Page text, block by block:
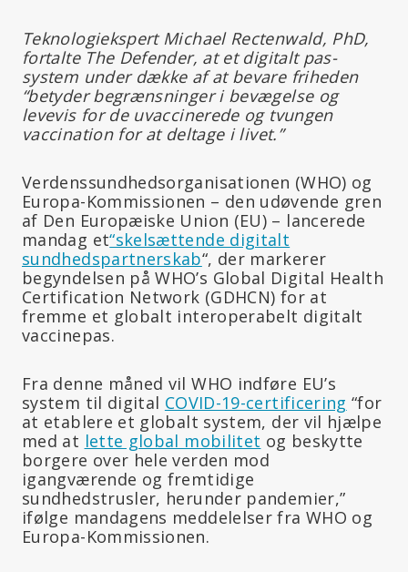
Teknologiekspert Michael Rectenwald, PhD,
fortalte The Defender, at et digitalt pas-
system under dække af at bevare friheden
“betyder begrænsninger i bevægelse og
levevis for de uvaccinerede og tvungen
vaccination for at deltage i livet.”
Verdenssundhedsorganisationen (WHO) og
Europa-Kommissionen – den udøvende gren
af Den Europæiske Union (EU) – lancerede
mandag et“skelsættende digitalt
sundhedspartnerskab“, der markerer
begyndelsen på WHO’s Global Digital Health
Certification Network (GDHCN) for at
fremme et globalt interoperabelt digitalt
vaccinepas.
Fra denne måned vil WHO indføre EU’s
system til digital COVID-19-certificering “for
at etablere et globalt system, der vil hjælpe
med at lette global mobilitet og beskytte
borgere over hele verden mod
igangværende og fremtidige
sundhedstrusler, herunder pandemier,”
ifølge mandagens meddelelser fra WHO og
Europa-Kommissionen.